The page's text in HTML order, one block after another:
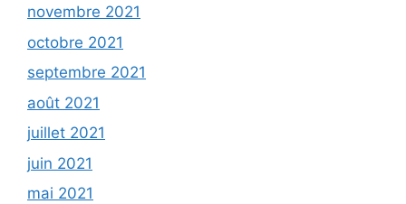
novembre 2021
octobre 2021
septembre 2021
août 2021
juillet 2021
juin 2021
mai 2021